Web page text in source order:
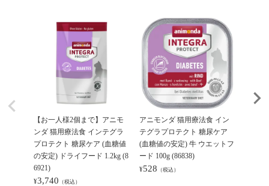
【お一人様2個まで】アニモ
ンダ 猫用療法食 インテグラ
プロテクト 糖尿ケア (血糖値
の安定) ドライフード 1.2kg (8
6921)
¥3,740 （税込）
アニモンダ 猫用療法食 イン
テグラプロテクト 糖尿ケア
(血糖値の安定) 牛 ウエットフ
ード 100g (86838)
¥528 （税込）